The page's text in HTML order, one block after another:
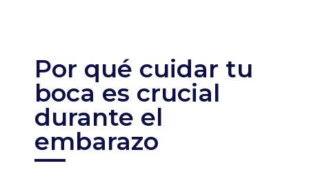
Por qué cuidar tu
boca es crucial
durante el
embarazo